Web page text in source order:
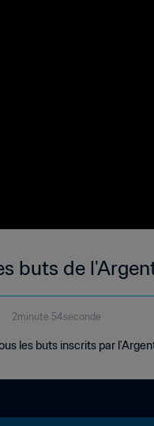
buts de
2minute 54seconde
les buts inscrits par